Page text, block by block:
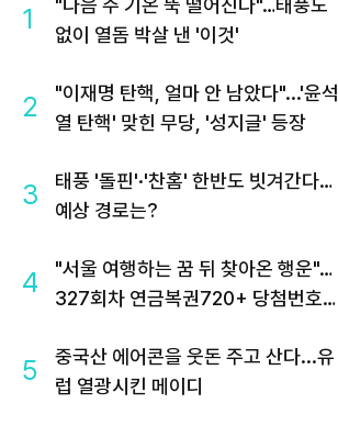
1
없이 열돔 박살 낸 '이것'
2
"이재명 탄핵, 얼마 안 남았다"...'윤석
열 탄핵' 맞힌 무당, '성지글' 등장
3
태풍 '돌핀'·'찬홈' 한반도 빗겨간다…
예상 경로는?
4
"서울 여행하는 꿈 뒤 찾아온 행운"…
327회차 연금복권720+ 당첨번호조
5
중국산 에어콘을 웃돈 주고 산다...유
럽 열광시킨 메이디